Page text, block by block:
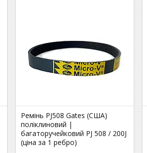
Ремінь PJ508 Gates (США)
поліклиновий |
багаторучейковий PJ 508 / 200J
(ціна за 1 ребро)